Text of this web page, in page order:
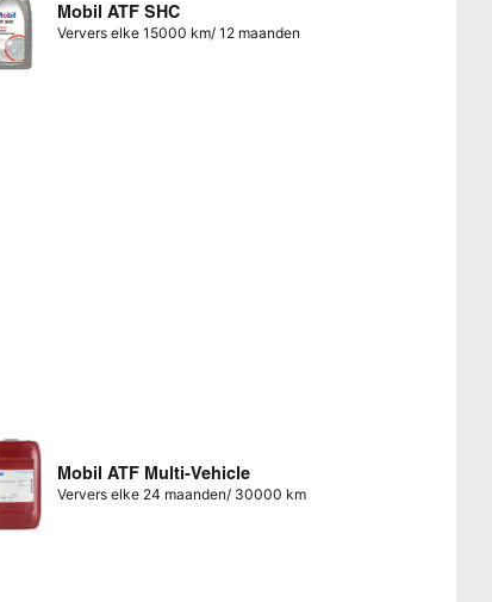
Mobil ATF SHC
Ververs elke 15000 km/ 12 maanden
Mobil ATF Multi-Vehicle
Ververs elke 24 maanden/ 30000 km